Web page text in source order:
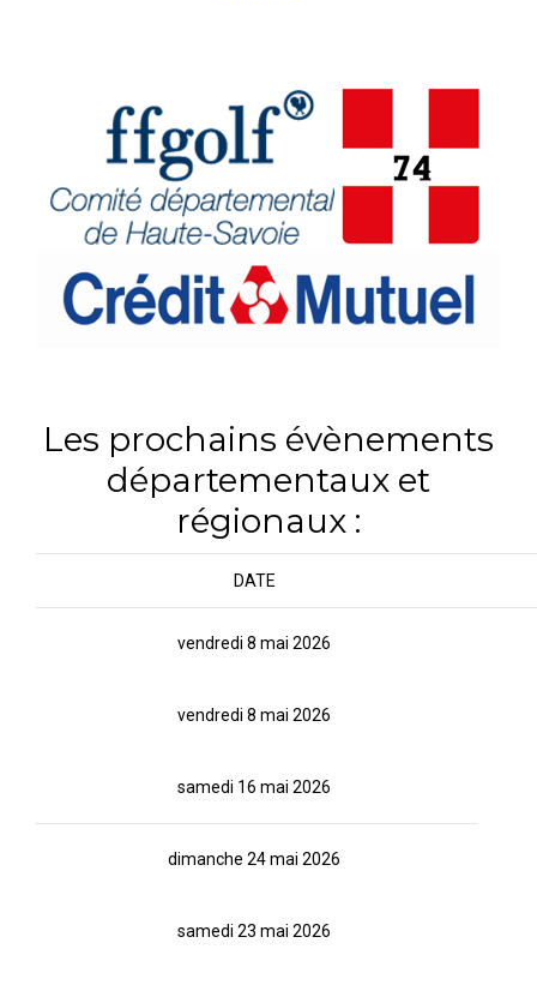
Les prochains évènements
départementaux et
régionaux :
DATE
vendredi 8 mai 2026
vendredi 8 mai 2026
samedi 16 mai 2026
dimanche 24 mai 2026
samedi 23 mai 2026